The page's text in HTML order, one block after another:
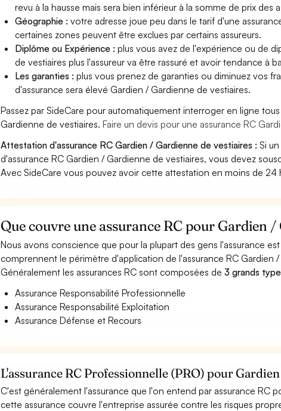
revu à la hausse mais sera bien inférieur à la somme de prix des
Géographie :votre adresse joue peu dans le tarif d'une
certaines zones peuvent être exclues par certains assureurs.
Diplôme ou Expérience :plus vous avez de l'expérience ou de
de vestiaires plus l'assureur va être rassuré et avoir tendance à
Les garanties :plus vous prenez de garanties ou diminuez vos
d'assurance sera élevé Gardien / Gardienne de vestiaires.
Passez par SideCare pour automatiquement interroger en ligne
Gardienne de vestiaires.Faire un devis pour une assurance RC
Attestation d'assurance RC Gardien / Gardienne de vestiaires : Si
d'assurance RC Gardien / Gardienne de vestiaires, vous devez
Avec SideCare vous pouvez avoir cette attestation en moins de 24
Que couvre une assurance RC pour Gardien
Nous avons conscience que pour la plupart des gens l'assurance
comprennent le périmètre d'application de l'assurance RC Gardien
Généralement les assurances RC sont composées de3 grands
Assurance Responsabilité Professionnelle
Assurance Responsabilité Exploitation
Assurance Défense et Recours
L'assurance RC Professionnelle (PRO) pour
C'est généralement l'assurance que l'on entend par assurance RC
cette assurance couvre l'entreprise assurée contre les risques